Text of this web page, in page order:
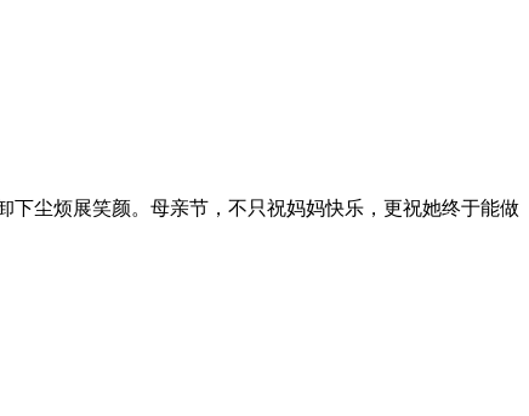
尘烦展笑颜。母亲节，不只祝妈妈快乐，更祝她终于能做